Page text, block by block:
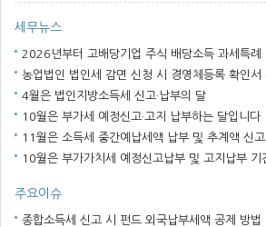
세무뉴스
2026년부터 고배당기업 주식 배당소득 과세특례
농업법인 법인세 감면 신청 시 경영체등록 확인서
4월은 법인지방소득세 신고·납부의 달
10월은 부가세 예정신고·고지 납부하는 달입니다
11월은 소득세 중간예납세액 납부 및 추계액 신
10월은 부가가치세 예정신고납부 및 고지납부 기
주요이슈
종합소득세 신고 시 펀드 외국납부세액 공제 방법